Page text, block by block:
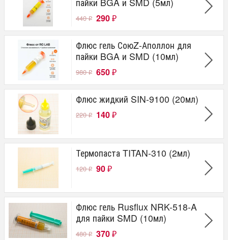
440₽ 290 ₽
Флюс гель СоюZ-Аполлон для
пайки BGA и SMD (10мл)
980₽ 650 ₽
Флюс жидкий SIN-9100 (20мл)
220₽ 140 ₽
Термопаста TITAN-310 (2мл)
120₽ 90 ₽
Флюс гель Rusflux NRK-518-A
для пайки SMD (10мл)
480₽ 370 ₽